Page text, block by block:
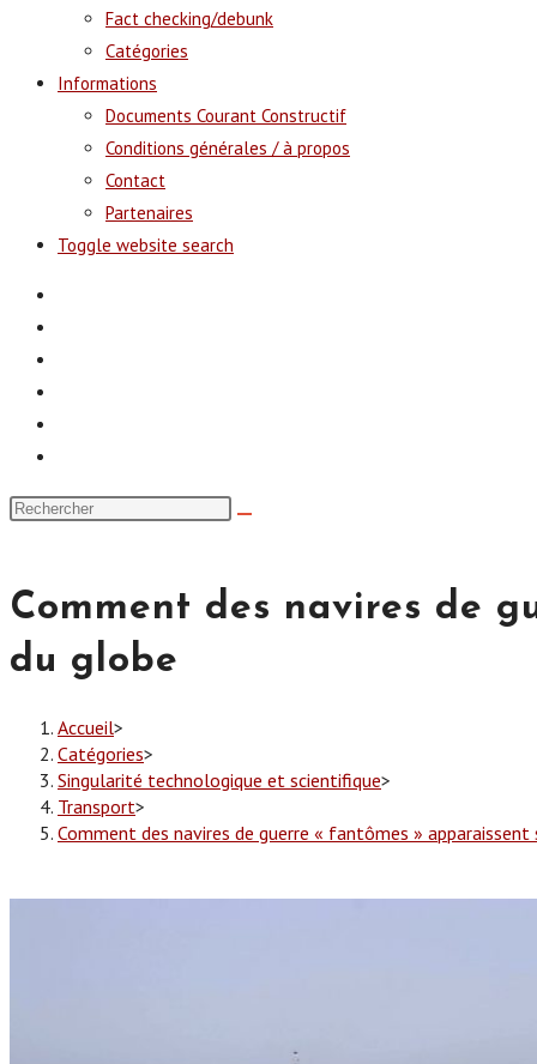
Fact checking/debunk
Catégories
Informations
Documents Courant Constructif
Conditions générales / à propos
Contact
Partenaires
Toggle website search
Comment des navires de
du globe
Accueil>
Catégories>
Singularité technologique et scientifique>
Transport>
Comment des navires de guerre « fantômes »